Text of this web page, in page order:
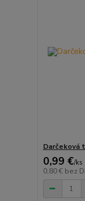
Darčeková
0,99 €/ks
0,80 € bez